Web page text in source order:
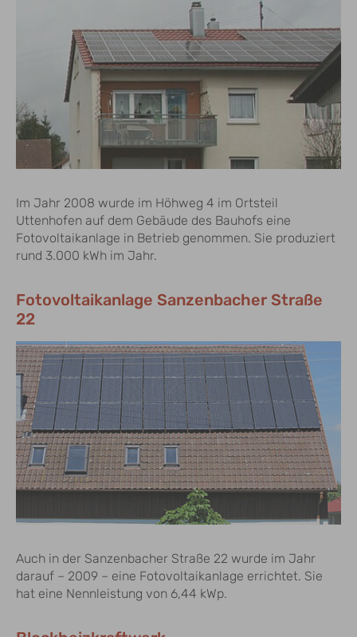
Im Jahr 2008 wurde im Höhweg 4 im Ortsteil
Uttenhofen auf dem Gebäude des Bauhofs eine
Fotovoltaikanlage in Betrieb genommen. Sie produziert
rund 3.000 kWh im Jahr.
Fotovoltaikanlage Sanzenbacher Straße
22
Auch in der Sanzenbacher Straße 22 wurde im Jahr
darauf – 2009 – eine Fotovoltaikanlage errichtet. Sie
hat eine Nennleistung von 6,44 kWp.